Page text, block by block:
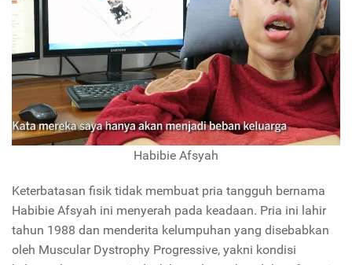
Habibie Afsyah
Keterbatasan fisik tidak membuat pria tangguh bernama
Habibie Afsyah ini menyerah pada keadaan. Pria ini lahir
tahun 1988 dan menderita kelumpuhan yang disebabkan
oleh Muscular Dystrophy Progressive, yakni kondisi